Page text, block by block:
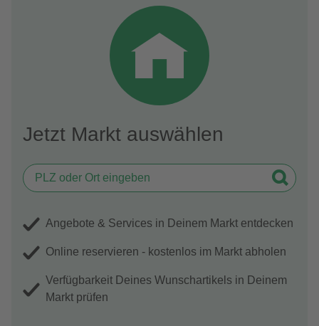
Jetzt Markt auswählen
Angebote & Services in Deinem Markt entdecken
Online reservieren - kostenlos im Markt abholen
Verfügbarkeit Deines Wunschartikels in Deinem
Markt prüfen